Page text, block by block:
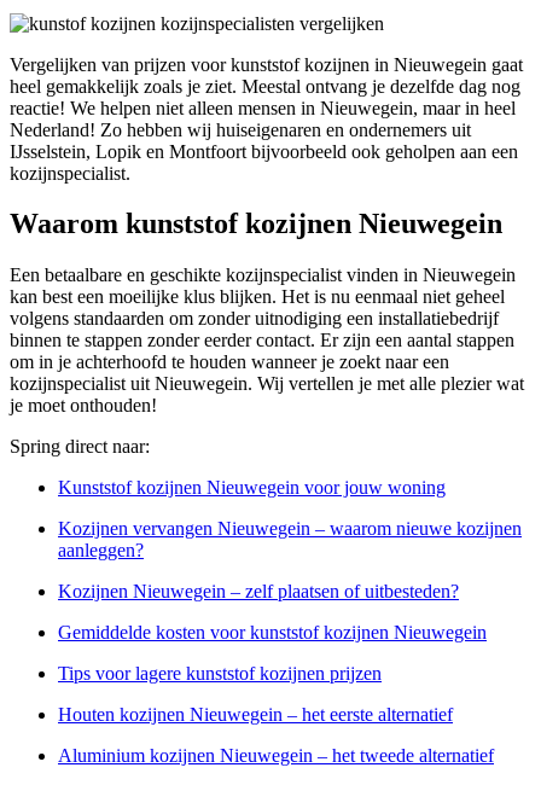
Vergelijken van prijzen voor kunststof kozijnen in Nieuwegein gaat
heel gemakkelijk zoals je ziet. Meestal ontvang je dezelfde dag nog
reactie! We helpen niet alleen mensen in Nieuwegein, maar in heel
Nederland! Zo hebben wij huiseigenaren en ondernemers uit
IJsselstein, Lopik en Montfoort bijvoorbeeld ook geholpen aan een
kozijnspecialist.
Waarom kunststof kozijnen Nieuwegein
Een betaalbare en geschikte kozijnspecialist vinden in Nieuwegein
kan best een moeilijke klus blijken. Het is nu eenmaal niet geheel
volgens standaarden om zonder uitnodiging een installatiebedrijf
binnen te stappen zonder eerder contact. Er zijn een aantal stappen
om in je achterhoofd te houden wanneer je zoekt naar een
kozijnspecialist uit Nieuwegein. Wij vertellen je met alle plezier wat
je moet onthouden!
Spring direct naar:
Kunststof kozijnen Nieuwegein voor jouw woning
Kozijnen vervangen Nieuwegein – waarom nieuwe kozijnen
aanleggen?
Kozijnen Nieuwegein – zelf plaatsen of uitbesteden?
Gemiddelde kosten voor kunststof kozijnen Nieuwegein
Tips voor lagere kunststof kozijnen prijzen
Houten kozijnen Nieuwegein – het eerste alternatief
Aluminium kozijnen Nieuwegein – het tweede alternatief